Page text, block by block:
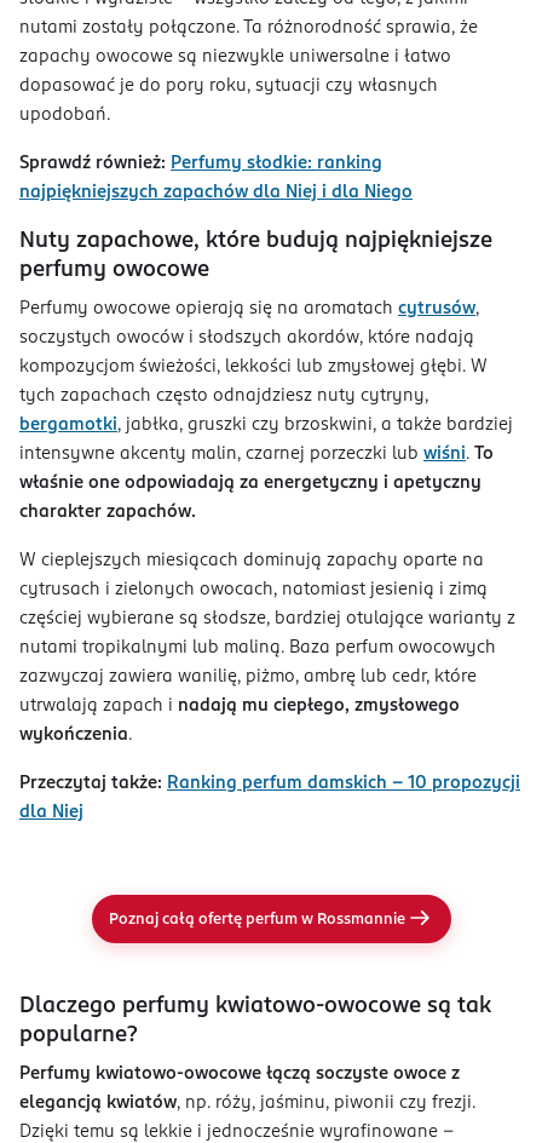
nutami zostały połączone. Ta różnorodność sprawia, że
zapachy owocowe są niezwykle uniwersalne i łatwo
dopasować je do pory roku, sytuacji czy własnych
upodobań.
Sprawdź również: Perfumy słodkie: ranking
najpiękniejszych zapachów dla Niej i dla Niego
Nuty zapachowe, które budują najpiękniejsze
perfumy owocowe
Perfumy owocowe opierają się na aromatach cytrusów,
soczystych owoców i słodszych akordów, które nadają
kompozycjom świeżości, lekkości lub zmysłowej głębi. W
tych zapachach często odnajdziesz nuty cytryny,
bergamotki, jabłka, gruszki czy brzoskwini, a także bardziej
intensywne akcenty malin, czarnej porzeczki lub wiśni.
To
właśnie one odpowiadają za energetyczny i apetyczny
charakter zapachów.
W cieplejszych miesiącach dominują zapachy oparte na
cytrusach i zielonych owocach, natomiast jesienią i zimą
częściej wybierane są słodsze, bardziej otulające warianty z
nutami tropikalnymi lub maliną. Baza perfum owocowych
zazwyczaj zawiera wanilię, piżmo, ambrę lub cedr, które
utrwalają zapach i nadają mu ciepłego, zmysłowego
wykończenia.
Przeczytaj także: Ranking perfum damskich – 10 propozycji
dla Niej
Poznaj całą ofertę perfum w Rossmannie
Dlaczego perfumy kwiatowo‑owocowe są tak
popularne?
Perfumy kwiatowo‑owocowe łączą soczyste owoce z
elegancją kwiatów, np. róży, jaśminu, piwonii czy frezji.
Dzięki temu są lekkie i jednocześnie wyrafinowane –